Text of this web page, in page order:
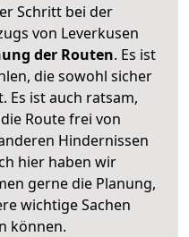
Schritt bei der
von Leverkusen
der Routen. Es ist
die sowohl sicher
Es ist auch ratsam,
Route frei von
Hindernissen
hier haben wir
gerne die Planung,
wichtige Sachen
können.